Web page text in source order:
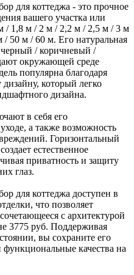
для коттеджа - это прочное
вашего участка или
/ 1,8 м / 2 м / 2,2 м / 2,5 м / 3 м
50 м / 60 м. Его натуральная
/ коричневый /
окружающей среде
популярна благодаря
дизайну, который легко
дизайна.
в себя его
а также возможность
Горизонтальный
естественное
приватность и защиту
глаз.
для коттеджа доступен в
что позволяет
с архитектурой
3775 руб. Поддерживая
вы сохраните его
функциональные качества на